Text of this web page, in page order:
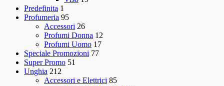
Predefinita 1
Profumeria 95
Accessori 26
Profumi Donna 12
Profumi Uomo 17
Speciale Promozioni 77
Super Promo 51
Unghia 212
Accessori e Elettrici 85